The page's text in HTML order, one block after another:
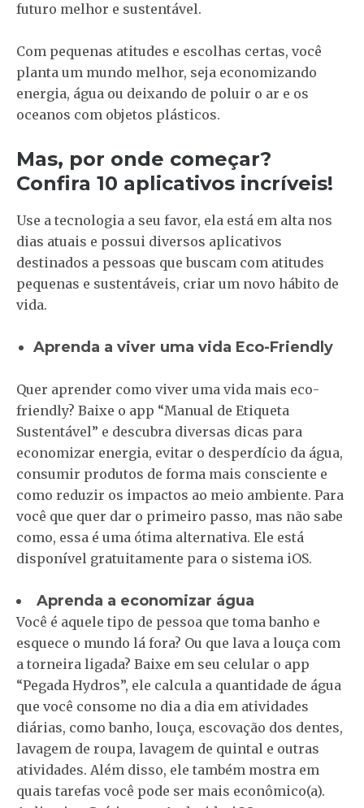
futuro melhor e sustentável.
Com pequenas atitudes e escolhas certas, você
planta um mundo melhor, seja economizando
energia, água ou deixando de poluir o ar e os
oceanos com objetos plásticos.
Mas, por onde começar?
Confira 10 aplicativos incríveis!
Use a tecnologia a seu favor, ela está em alta nos
dias atuais e possui diversos aplicativos
destinados a pessoas que buscam com atitudes
pequenas e sustentáveis, criar um novo hábito de
vida.
Aprenda a viver uma vida Eco-Friendly
Quer aprender como viver uma vida mais eco-
friendly? Baixe o app “Manual de Etiqueta
Sustentável” e descubra diversas dicas para
economizar energia, evitar o desperdício da água,
consumir produtos de forma mais consciente e
como reduzir os impactos ao meio ambiente. Para
você que quer dar o primeiro passo, mas não sabe
como, essa é uma ótima alternativa. Ele está
disponível gratuitamente para o sistema iOS.
Aprenda a economizar água
Você é aquele tipo de pessoa que toma banho e
esquece o mundo lá fora? Ou que lava a louça com
a torneira ligada? Baixe em seu celular o app
“Pegada Hydros”, ele calcula a quantidade de água
que você consome no dia a dia em atividades
diárias, como banho, louça, escovação dos dentes,
lavagem de roupa, lavagem de quintal e outras
atividades. Além disso, ele também mostra em
quais tarefas você pode ser mais econômico(a).